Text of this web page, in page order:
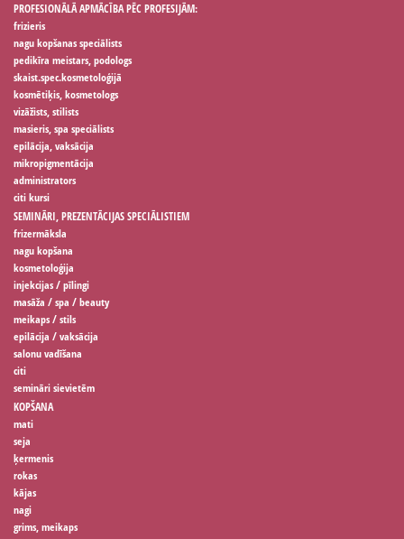
PROFESIONĀLĀ APMĀCĪBA PĒC PROFESIJĀM:
frizieris
nagu kopšanas speciālists
pedikīra meistars, podologs
skaist.spec.kosmetoloģijā
kosmētiķis, kosmetologs
vizāžists, stilists
masieris, spa speciālists
epilācija, vaksācija
mikropigmentācija
administrators
citi kursi
SEMINĀRI, PREZENTĀCIJAS SPECIĀLISTIEM
frizermāksla
nagu kopšana
kosmetoloģija
injekcijas / pīlingi
masāža / spa / beauty
meikaps / stils
epilācija / vaksācija
salonu vadīšana
citi
semināri sievietēm
KOPŠANA
mati
seja
ķermenis
rokas
kājas
nagi
grims, meikaps